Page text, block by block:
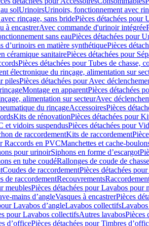
solUrinoirsUrinoirs, fonctionnement avec
rinçage, sans bridePièces détachées pour
à encastrerAvec commande d'urinoir intégrée
sans eauPièces détachées pour
d’urinoirs en matière synthétiquePièces
céramique sanitairePièces détachées pour
Pièces détachées pour Tubes de chasse,
électronique du rinçage, alimentation sur
pilesPièces détachées pour Avec
Montage en apparentPièces détachées
alimentation sur secteurAvec
du rinçageAccessoiresPièces
Kits de rénovationPièces détachées pour
et vidoirs suspendusPièces détachées pour
de raccordementKits de raccordement
Raccords en PVCManchettes et cache-
pour urinoirSiphons en forme d’escargot
en tube coudéRallonges de coude de
Coudes de raccordementPièces détachées
de raccordementRecouvrements
meublesPièces détachées pour Lavabos pour
mains d’angleVasques à encastrerPièces
Lavabos d’angleLavabos collectifs
pour Lavabos collectifsAutres lavabosPièces
dʼofficePièces détachées pour Timbres